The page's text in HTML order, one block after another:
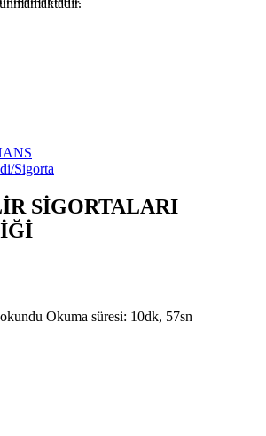
Sigorta
SİGORTALARI
Okuma süresi: 10dk, 57sn